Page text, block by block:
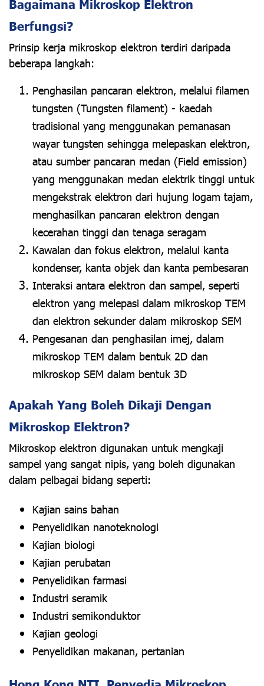
Bagaimana Mikroskop Elektron
Berfungsi?
Prinsip kerja mikroskop elektron terdiri daripada
beberapa langkah:
Penghasilan pancaran elektron, melalui filamen
tungsten (Tungsten filament) - kaedah
tradisional yang menggunakan pemanasan
wayar tungsten sehingga melepaskan elektron,
atau sumber pancaran medan (Field emission)
yang menggunakan medan elektrik tinggi untuk
mengekstrak elektron dari hujung logam tajam,
menghasilkan pancaran elektron dengan
kecerahan tinggi dan tenaga seragam
Kawalan dan fokus elektron, melalui kanta
kondenser, kanta objek dan kanta pembesaran
Interaksi antara elektron dan sampel, seperti
elektron yang melepasi dalam mikroskop TEM
dan elektron sekunder dalam mikroskop SEM
Pengesanan dan penghasilan imej, dalam
mikroskop TEM dalam bentuk 2D dan
mikroskop SEM dalam bentuk 3D
Apakah Yang Boleh Dikaji Dengan
Mikroskop Elektron?
Mikroskop elektron digunakan untuk mengkaji
sampel yang sangat nipis, yang boleh digunakan
dalam pelbagai bidang seperti:
Kajian sains bahan
Penyelidikan nanoteknologi
Kajian biologi
Kajian perubatan
Penyelidikan farmasi
Industri seramik
Industri semikonduktor
Kajian geologi
Penyelidikan makanan, pertanian